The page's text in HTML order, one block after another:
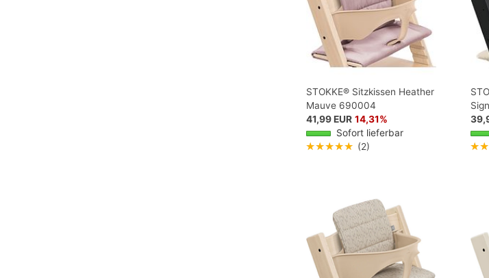
STOKKE® Sitzkissen Heather
Mauve 690004
41,99 EUR 14,31%
Sofort lieferbar
★★★★★ (2)